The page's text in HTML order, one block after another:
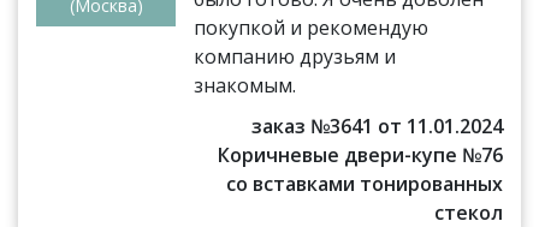
(Москва)
покупкой и рекомендую
компанию друзьям и
знакомым.
заказ №3641 от 11.01.2024
Коричневые двери-купе №76
со вставками тонированных
стекол